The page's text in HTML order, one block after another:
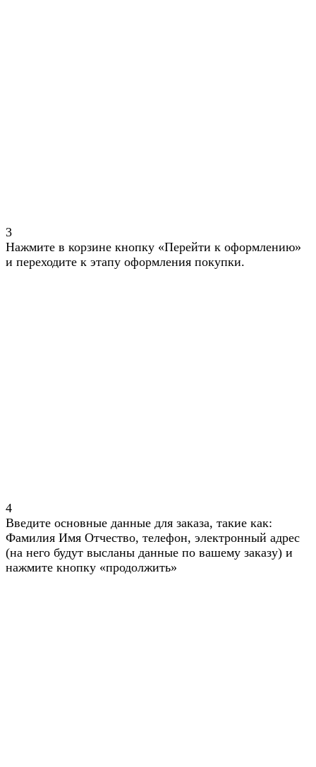
3
Нажмите в корзине кнопку «Перейти к оформлению»
и переходите к этапу оформления покупки.
4
Введите основные данные для заказа, такие как:
Фамилия Имя Отчество, телефон, электронный адрес
(на него будут высланы данные по вашему заказу) и
нажмите кнопку «продолжить»